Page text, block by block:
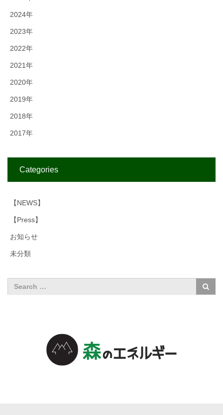
2024年
2023年
2022年
2021年
2020年
2019年
2018年
2017年
Categories
【NEWS】
【Press】
お知らせ
未分類